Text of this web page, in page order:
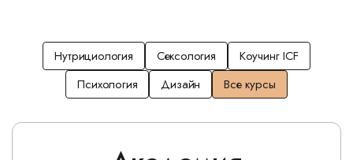
Нутрициология Сексология
Коучинг ICF
Психология
Дизайн Все курсы